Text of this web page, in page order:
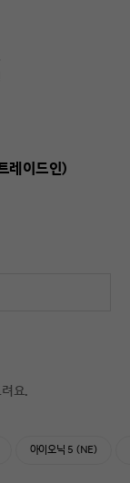
레이드인)
요.
아이오닉 5 (NE)